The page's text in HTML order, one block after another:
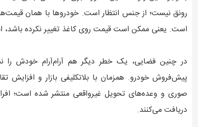
رونق نیست؛ از جنس انتظار است. خودروها با همان
است. یعنی ممکن است قیمت روی کاغذ تغییر نکرده باشد،
در چنین فضایی، یک خطر دیگر هم آرام‌آرام خودش
پیش‌فروش خودرو. همزمان با بلاتکلیفی بازار و
صوری و وعده‌های تحویل غیرواقعی منتشر شده است؛
دریافت می‌کنند.